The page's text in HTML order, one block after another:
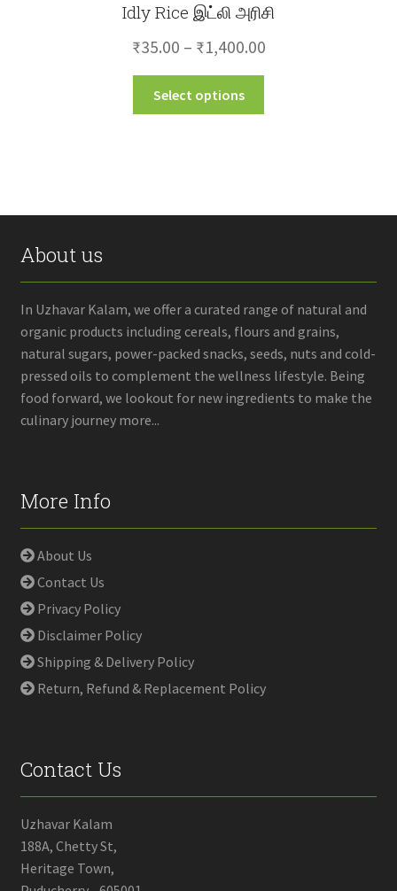
Idly Rice இட்லி அரிசி
₹35.00 – ₹1,400.00Price
Select options
options
chosen
on
the
product
page
About us
In Uzhavar Kalam, we offer a curated range of natural and
organic products including cereals, flours and grains,
natural sugars, power-packed snacks, seeds, nuts and cold-
pressed oils to complement the wellness lifestyle. Being
food forward, we lookout for new ingredients to make the
culinary journey more...
More Info
About Us
Contact Us
Privacy Policy
Disclaimer Policy
Shipping & Delivery Policy
Return, Refund & Replacement Policy
Contact Us
Uzhavar Kalam
188A, Chetty St,
Heritage Town,